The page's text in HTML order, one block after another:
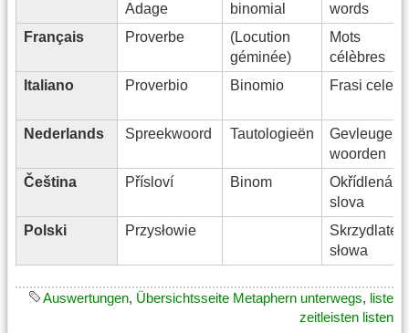
Adage
binomial
words
Français
Proverbe
(Locution
géminée)
Mots
célèbres
Italiano
Proverbio Binomio Frasi celebri
Nederlands Spreekwoord Tautologieën
woorden
Čeština
Přísloví Binom
Okřídlená
slova
Polski
Przysłowie
Skrzydlate
słowa
Auswertungen, Übersichtsseite Metaphern unterwegs, liste
zeitleisten listen